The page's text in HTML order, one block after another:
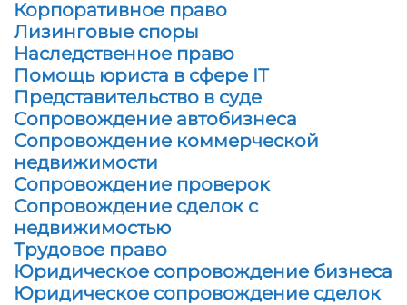
Корпоративное право
Лизинговые споры
Наследственное право
Помощь юриста в сфере IT
Представительство в суде
Сопровождение автобизнеса
Сопровождение коммерческой
недвижимости
Сопровождение проверок
Сопровождение сделок с
недвижимостью
Трудовое право
Юридическое сопровождение бизнеса
Юридическое сопровождение сделок